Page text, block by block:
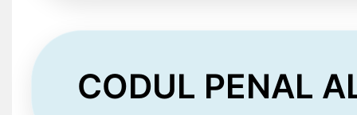
CODUL PENAL